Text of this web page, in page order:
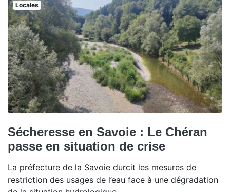
Locales
Sécheresse en Savoie : Le Chéran
passe en situation de crise
La préfecture de la Savoie durcit les mesures de
restriction des usages de l’eau face à une dégradation